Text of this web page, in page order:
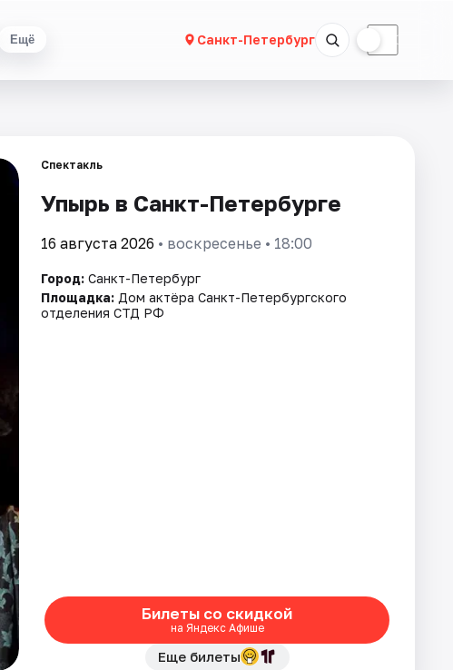
Ещё Санкт-Петербург ☾
Спектакль
Упырь в Санкт-Петербурге
16 августа 2026 • воскресенье • 18:00
Город: Санкт-Петербург
Площадка: Дом актёра Санкт-Петербургского
отделения СТД РФ
Билеты со скидкой
на Яндекс Афише
Еще билеты